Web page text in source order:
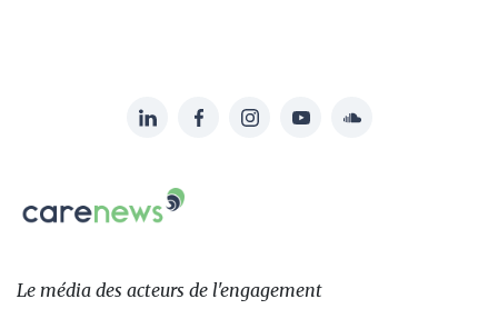
sur:
LinkedInFacebookInstagramYouTubeSoundcloud
Carenews,
Le
des
Le média des acteurs de l'engagement